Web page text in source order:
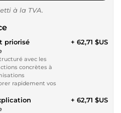
à la TVA.
priorisé
avec les
concrètes à
rapidement vos
+ 62,71 $US
+ 62,71 $US